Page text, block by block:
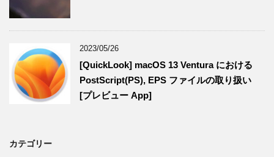
2023/05/26
[QuickLook] macOS 13 Ventura における
PostScript(PS), EPS ファイルの取り扱い
[プレビュー App]
カテゴリー